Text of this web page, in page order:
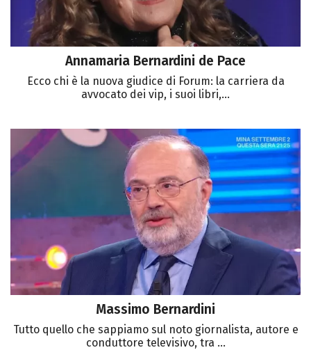
Annamaria Bernardini de Pace
Ecco chi è la nuova giudice di Forum: la carriera da
avvocato dei vip, i suoi libri,...
Massimo Bernardini
Tutto quello che sappiamo sul noto giornalista, autore e
conduttore televisivo, tra ...